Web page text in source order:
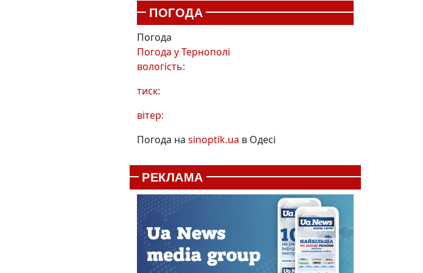
ПОГОДА
Погода
Погода уТернополі
вологість:
тиск:
вітер:
Погода на sinoptik.ua в Одесі
РЕКЛАМА